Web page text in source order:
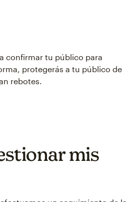
confirmar tu público para
protegerás a tu público de
rebotes.
mis